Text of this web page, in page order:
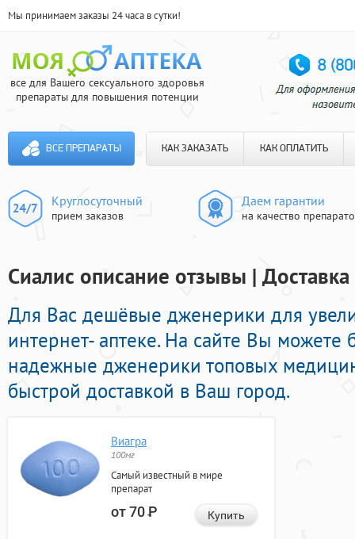
Мы принимаем заказы 24 часа в сутки!
все для Вашего сексуального здоровья
препараты для повышения потенции
ВСЕ ПРЕПАРАТЫ КАК ЗАКАЗАТЬ КАК ОПЛАТИТЬ
Круглосуточный
прием заказов
Даем гарантии
на качество
Сиалис описание отзывы |
Для Вас дешёвые дженерики для
интернет- аптеке. На сайте Вы можете
надежные дженерики топовых
быстрой доставкой в Ваш город.
Виагра
100мг
Самый известный в мире
препарат
от 70Р Купить